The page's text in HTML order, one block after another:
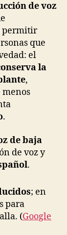
de voz
permitir
que
el
la
,
.
de baja
de voz y
.
; en
para
(Google